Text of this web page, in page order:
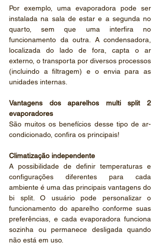
Por exemplo, uma evaporadora pode ser
instalada na sala de estar e a segunda no
quarto, sem que uma interfira no
funcionamento da outra. A condensadora,
localizada do lado de fora, capta o ar
externo, o transporta por diversos processos
(incluindo a filtragem) e o envia para as
unidades internas.
Vantagens dos aparelhos multi split 2
evaporadores
São muitos os benefícios desse tipo de ar-
condicionado, confira os principais!
Climatização independente
A possibilidade de definir temperaturas e
configurações diferentes para cada
ambiente é uma das principais vantagens do
bi split. O usuário pode personalizar o
funcionamento do aparelho conforme suas
preferências, e cada evaporadora funciona
sozinha ou permanece desligada quando
não está em uso.